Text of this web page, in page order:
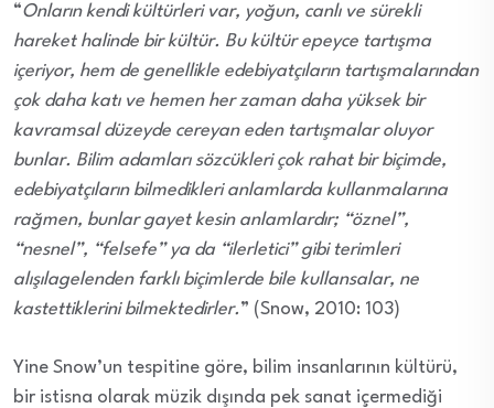
“Onların kendi kültürleri var, yoğun, canlı ve sürekli
hareket halinde bir kültür. Bu kültür epeyce tartışma
içeriyor, hem de genellikle edebiyatçıların tartışmalarından
çok daha katı ve hemen her zaman daha yüksek bir
kavramsal düzeyde cereyan eden tartışmalar oluyor
bunlar. Bilim adamları sözcükleri çok rahat bir biçimde,
edebiyatçıların bilmedikleri anlamlarda kullanmalarına
rağmen, bunlar gayet kesin anlamlardır; “öznel”,
“nesnel”, “felsefe” ya da “ilerletici” gibi terimleri
alışılagelenden farklı biçimlerde bile kullansalar, ne
kastettiklerini bilmektedirler.” (Snow, 2010: 103)
Yine Snow’un tespitine göre, bilim insanlarının kültürü,
bir istisna olarak müzik dışında pek sanat içermediği